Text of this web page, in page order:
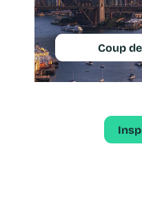
Coup de cœur de nos